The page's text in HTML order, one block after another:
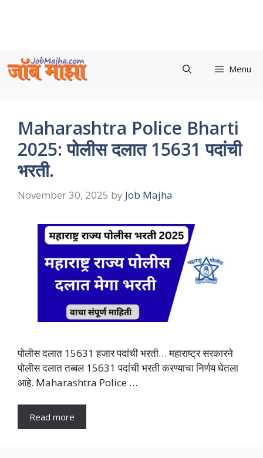
Menu
Maharashtra Police Bharti
2025: पोलीस दलात 15631 पदांची
भरती.
November 30, 2025 by Job Majha
पोलीस दलात 15631 हजार पदांची भरती… महाराष्ट्र सरकारने
पोलीस दलात तब्बल 15631 पदांची भरती करण्याचा निर्णय घेतला
आहे. Maharashtra Police …
Read more